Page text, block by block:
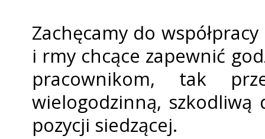
Zachęcamy do
i firmy chcące zapewnić
pracownikom, tak
wielogodzinną, szkodliwą
pozycji siedzącej.